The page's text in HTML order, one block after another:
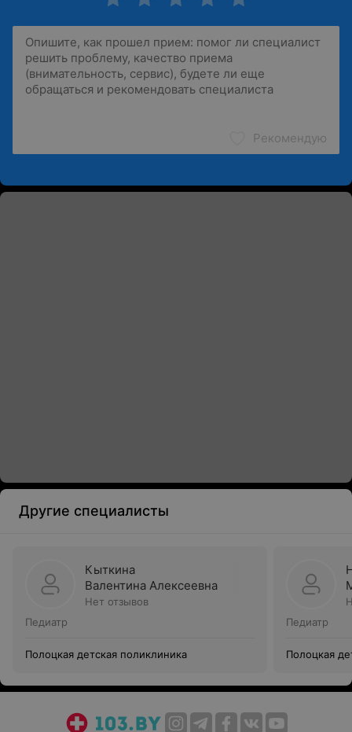
Рекомендую
Другие специалисты
Кыткина
Валентина Алексеевна
Нет отзывов
Педиатр
Полоцкая детская поликлиника
Педиатр
Полоцкая